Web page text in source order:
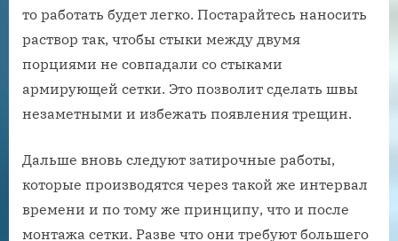
то работать будет легко. Постарайтесь наносить
раствор так, чтобы стыки между двумя
порциями не совпадали со стыками
армирующей сетки. Это позволит сделать швы
незаметными и избежать появления трещин.
Дальше вновь следуют затирочные работы,
которые производятся через такой же интервал
времени и по тому же принципу, что и после
монтажа сетки. Разве что они требуют большего